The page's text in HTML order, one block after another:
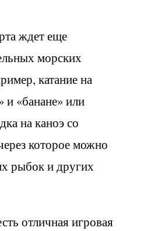
ждет еще
морских
катание на
и «банане» или
на каноэ со
которое можно
рыбок и других
отличная игровая